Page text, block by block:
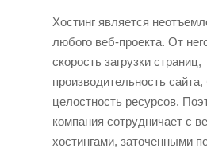
Хостинг является
любого веб-проекта. От
скорость загрузки страниц,
производительность
целостность ресурсов.
компания сотрудничает с
хостингами, заточенными